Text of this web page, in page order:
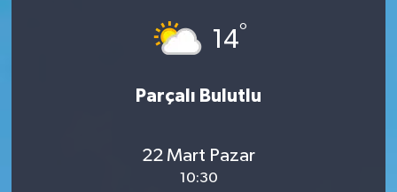
14°
Parçalı Bulutlu
22 Mart Pazar
10:30